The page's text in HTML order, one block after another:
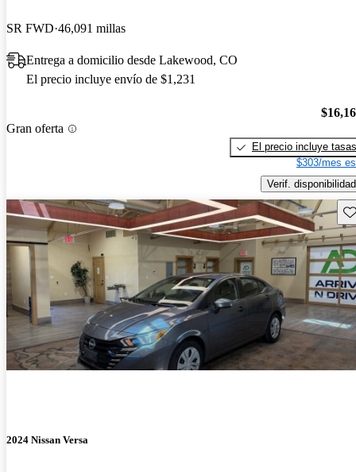
SR FWD 46,091 millas
Entrega a domicilio desde Lakewood, CO
El precio incluye envío de $1,231
Gran oferta
El precio incluye tasas
$303/mes
Verif. disponibilidad
2024 Nissan Versa